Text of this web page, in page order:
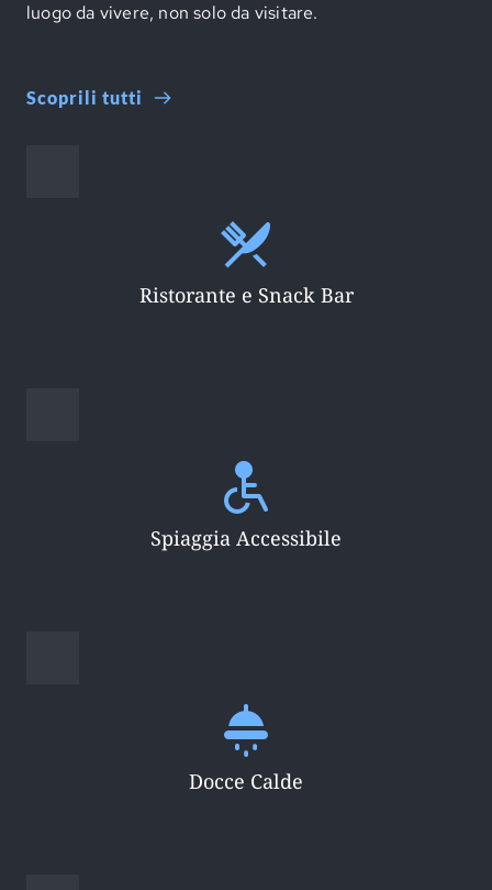
luogo da vivere, non solo da visitare.
Scoprili tutti
Ristorante e Snack Bar
Spiaggia Accessibile
Docce Calde